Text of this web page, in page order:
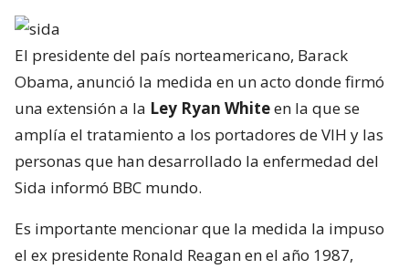
El presidente del país norteamericano, Barack
Obama, anunció la medida en un acto donde firmó
una extensión a la Ley Ryan Whiteen la que se
amplía el tratamiento a los portadores de VIH y las
personas que han desarrollado la enfermedad del
Sida informó BBC mundo.
Es importante mencionar que la medida la impuso
el ex presidente Ronald Reagan en el año 1987,